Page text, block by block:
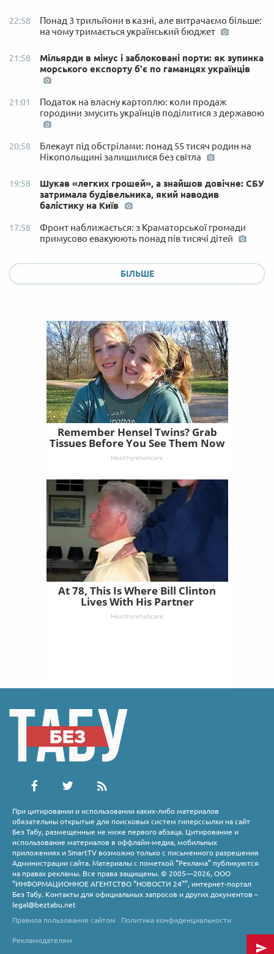
22:58
Понад 3 трильйони в казні, але витрачаємо більше:
на чому тримається український бюджет
21:58
Мільярди в мінус і заблоковані порти: як зупинка
морського експорту б'є по гаманцях українців
21:01
Податок на власну картоплю: коли продаж
городини змусить українців поділитися з державою
20:58
Блекаут під обстрілами: понад 55 тисяч родин на
Нікопольщині залишилися без світла
19:58
Шукав «легких грошей», а знайшов довічне: СБУ
затримала будівельника, який наводив
балістику на Київ
17:58
Фронт наближається: з Краматорської громади
примусово евакуюють понад пів тисячі дітей
БІЛЬШЕ
Remember Hensel Twins? Grab
Tissues Before You See Them Now
Healthyrehabcare
At 78, This Is Where Bill Clinton
Lives With His Partner
Healthyrehabcare
При цитировании и использовании каких-либо материалов
обязательны открытые для поисковых систем гиперссылки на сайт
Без Табу, размещенные не ниже первого абзаца. Цитирование и
использование материалов в оффлайн-медиа, мобильных
приложениях и SmartTV возможно только с письменного разрешения
Администрации сайта. Материалы с пометкой “Реклама” публикуются
на правах рекламы. Все права защищены. © 2005—2026, ООО
“ИНФОРМАЦИОННОЕ АГЕНТСТВО “НОВОСТИ 24””, интернет-портал
Без Табу. Контакты для официальных запросов и других документов –
legal@beztabu.net
Правила пользования сайтом
Политика конфиденциальности
Рекламодателям